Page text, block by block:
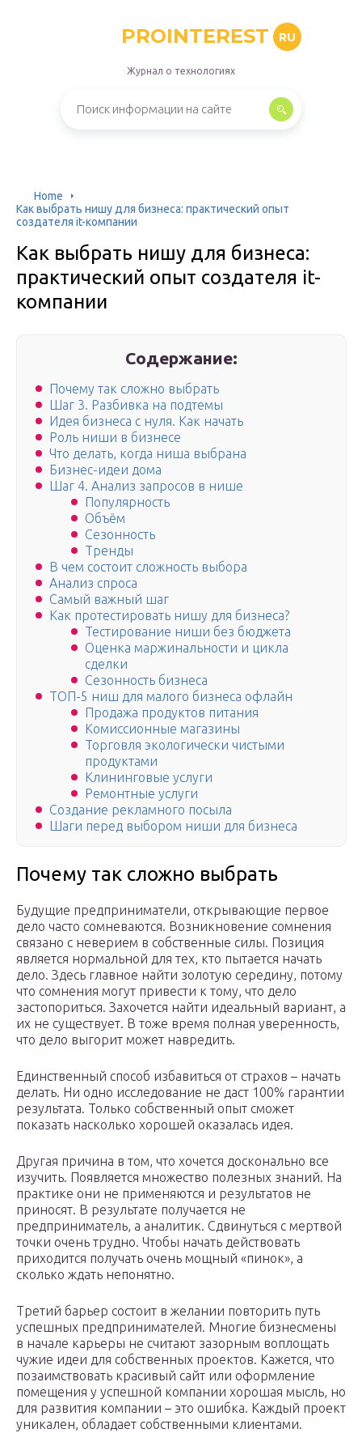
PROINTEREST RU
Журнал о технологиях
Home
Как выбрать нишу для бизнеса: практический опыт
создателя it-компании
Как выбрать нишу для бизнеса:
практический опыт создателя it-
компании
Содержание:
Почему так сложно выбрать
Шаг 3. Разбивка на подтемы
Идея бизнеса с нуля. Как начать
Роль ниши в бизнесе
Что делать, когда ниша выбрана
Бизнес-идеи дома
Шаг 4. Анализ запросов в нише
Популярность
Объём
Сезонность
Тренды
В чем состоит сложность выбора
Анализ спроса
Самый важный шаг
Как протестировать нишу для бизнеса?
Тестирование ниши без бюджета
Оценка маржинальности и цикла
сделки
Сезонность бизнеса
ТОП-5 ниш для малого бизнеса офлайн
Продажа продуктов питания
Комиссионные магазины
Торговля экологически чистыми
продуктами
Клининговые услуги
Ремонтные услуги
Создание рекламного посыла
Шаги перед выбором ниши для бизнеса
Почему так сложно выбрать
Будущие предприниматели, открывающие первое
дело часто сомневаются. Возникновение сомнения
связано с неверием в собственные силы. Позиция
является нормальной для тех, кто пытается начать
дело. Здесь главное найти золотую середину, потому
что сомнения могут привести к тому, что дело
застопориться. Захочется найти идеальный вариант, а
их не существует. В тоже время полная уверенность,
что дело выгорит может навредить.
Единственный способ избавиться от страхов – начать
делать. Ни одно исследование не даст 100% гарантии
результата. Только собственный опыт сможет
показать насколько хорошей оказалась идея.
Другая причина в том, что хочется досконально все
изучить. Появляется множество полезных знаний. На
практике они не применяются и результатов не
приносят. В результате получается не
предприниматель, а аналитик. Сдвинуться с мертвой
точки очень трудно. Чтобы начать действовать
приходится получать очень мощный «пинок», а
сколько ждать непонятно.
Третий барьер состоит в желании повторить путь
успешных предпринимателей. Многие бизнесмены
в начале карьеры не считают зазорным воплощать
чужие идеи для собственных проектов. Кажется, что
позаимствовать красивый сайт или оформление
помещения у успешной компании хорошая мысль, но
для развития компании – это ошибка. Каждый проект
уникален, обладает собственными клиентами.